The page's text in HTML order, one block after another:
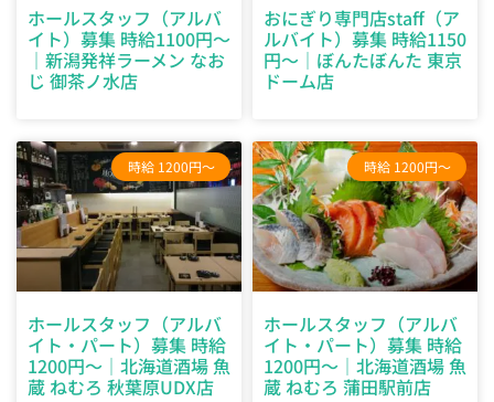
ホールスタッフ（アルバ
イト）募集 時給1100円～
｜新潟発祥ラーメン なお
じ 御茶ノ水店
おにぎり専門店staff（ア
ルバイト）募集 時給1150
円～｜ぼんたぼんた 東京
ドーム店
時給 1200円～
ホールスタッフ（アルバ
イト・パート）募集 時給
1200円～｜北海道酒場 魚
蔵 ねむろ 秋葉原UDX店
時給 1200円～
ホールスタッフ（アルバ
イト・パート）募集 時給
1200円～｜北海道酒場 魚
蔵 ねむろ 蒲田駅前店